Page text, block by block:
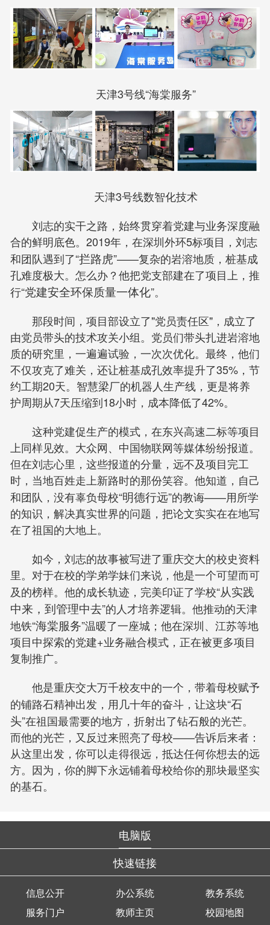
天津3号线“海棠服务”
天津3号线数智化技术
刘志的实干之路，始终贯穿着党建与业务深度融
合的鲜明底色。2019年，在深圳外环5标项目，刘志
和团队遇到了“拦路虎”——复杂的岩溶地质，桩基成
孔难度极大。怎么办？他把党支部建在了项目上，推
行“党建安全环保质量一体化”。
那段时间，项目部设立了"党员责任区"，成立了
由党员带头的技术攻关小组。党员们带头扎进岩溶地
质的研究里，一遍遍试验，一次次优化。最终，他们
不仅攻克了难关，还让桩基成孔效率提升了35%，节
约工期20天。智慧梁厂的机器人生产线，更是将养
护周期从7天压缩到18小时，成本降低了42%。
这种党建促生产的模式，在东兴高速二标等项目
上同样见效。大众网、中国物联网等媒体纷纷报道。
但在刘志心里，这些报道的分量，远不及项目完工
时，当地百姓走上新路时的那份笑容。他知道，自己
和团队，没有辜负母校“明德行远”的教诲——用所学
的知识，解决真实世界的问题，把论文实实在在地写
在了祖国的大地上。
如今，刘志的故事被写进了重庆交大的校史资料
里。对于在校的学弟学妹们来说，他是一个可望而可
及的榜样。他的成长轨迹，完美印证了学校“从实践
中来，到管理中去”的人才培养逻辑。他推动的天津
地铁“海棠服务”温暖了一座城；他在深圳、江苏等地
项目中探索的党建+业务融合模式，正在被更多项目
复制推广。
他是重庆交大万千校友中的一个，带着母校赋予
的铺路石精神出发，用几十年的奋斗，让这块“石
头”在祖国最需要的地方，折射出了钻石般的光芒。
而他的光芒，又反过来照亮了母校——告诉后来者：
从这里出发，你可以走得很远，抵达任何你想去的远
方。因为，你的脚下永远铺着母校给你的那块最坚实
的基石。
电脑版
快速链接
信息公开 办公系统
教务系统
服务门户
教师主页
校园地图